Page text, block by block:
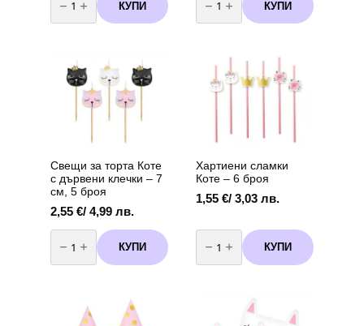
Балон
-
фолио/-
(Peppa
КУПИ Балон
-
фолио/-
Пепа
КУПИ
Свещи за торта Коте
с дървени клечки – 7
см, 5 броя
2,55 €/ 4,99 лв.
количество
за
Свещи
за
дървени
клечки
КУПИ
Хартиени сламки
Коте – 6 броя
1,55 €/ 3,03 лв.
количество
за
Хартиени
сламки
КУПИ